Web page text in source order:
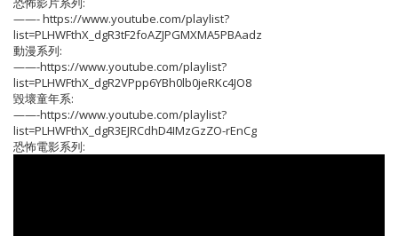
——- https://www.youtube.com/playlist?
list=PLHWFthX_dgR3tF2foAZJPGMXMA5PBAadz
動漫系列:
——-https://www.youtube.com/playlist?
list=PLHWFthX_dgR2VPpp6YBh0lb0jeRKc4JO8
毀壞童年系:
——-https://www.youtube.com/playlist?
list=PLHWFthX_dgR3EJRCdhD4IMzGzZO-rEnCg
恐怖電影系列: